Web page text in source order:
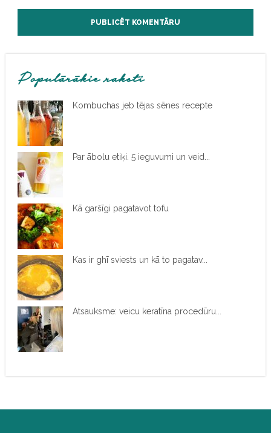
Populārākie raksti
Kombuchas jeb tējas sēnes recepte
Par ābolu etiķi. 5 ieguvumi un veid...
Kā garšīgi pagatavot tofu
Kas ir ghī sviests un kā to pagatav...
Atsauksme: veicu keratīna procedūru...